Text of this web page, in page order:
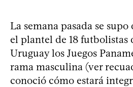
La semana pasada se
el plantel de 18 futbolistas
Uruguay los Juegos
rama masculina (ver
conoció cómo estará